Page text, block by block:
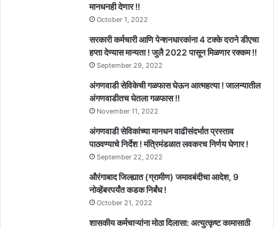
मानधनही देणार !!
October 1, 2022
सरकारी कर्मचारी आणि पेन्शनधारकांना 4 टक्के दराने डीएचा
हप्ता देण्यास मान्यता ! जुलै 2022 पासून मिळणार रक्कम !!
September 29, 2022
अंगणवाडी सेविकेची गळफास घेऊन आत्महत्या ! जालन्यातील
अंगणवाडीतच घेतला गळफास !!
November 11, 2022
अंगणवाडी सेविकांच्या मानधन वाढीसंदर्भात प्रस्ताव
पाठवण्याचे निर्देश ! मंत्रिमंडळात लवकरच निर्णय घेणार !
September 22, 2022
औरंगाबाद जिल्ह्यात (ग्रामीण) जमावबंदीचा आदेश, 9
नोव्हेंबरपर्यंत कडक निर्बंध !
October 21, 2022
शासकीय कर्मचाऱ्यांना मोठा दिलासा: अत्युत्कृष्ट कामासाठी